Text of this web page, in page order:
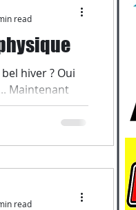
hiver ? Oui
Maintenant
neige fondre
car on a...
read
read